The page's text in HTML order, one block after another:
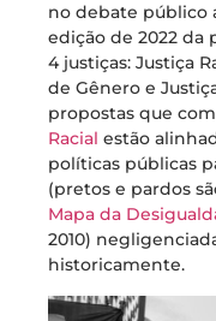
no debate público
edição de 2022 da
4 justiças: Justiça
de Gênero e
propostas que
Racial estão
políticas públicas
(pretos e pardos
Mapa da
2010)
historicamente.